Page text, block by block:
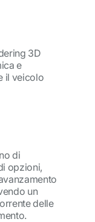
3D
e
il veicolo
di
opzioni,
un
delle